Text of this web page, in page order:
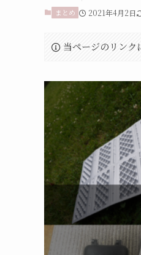
まとめ 2021年4月2日
当ページのリンク